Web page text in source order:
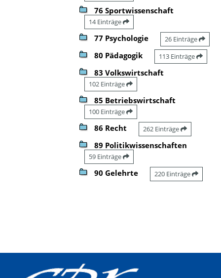
76 Sportwissenschaft
14 Einträge
77 Psychologie 26 Einträge
80 Pädagogik 113 Einträge
83 Volkswirtschaft
102 Einträge
85 Betriebswirtschaft
100 Einträge
86 Recht 262 Einträge
89 Politikwissenschaften
59 Einträge
90 Gelehrte 220 Einträge